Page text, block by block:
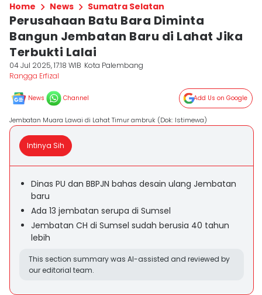
Home News Sumatra Selatan
Perusahaan Batu Bara Diminta
Bangun Jembatan Baru di Lahat Jika
Terbukti Lalai
04 Jul 2025, 17:18 WIB Kota Palembang
Rangga Erfizal
News Channel Add Us on Google
Jembatan Muara Lawai di Lahat Timur ambruk (Dok: Istimewa)
Intinya Sih
Dinas PU dan BBPJN bahas desain ulang Jembatan
baru
Ada 13 jembatan serupa di Sumsel
Jembatan CH di Sumsel sudah berusia 40 tahun
lebih
This section summary was AI-assisted and reviewed by
our editorial team.